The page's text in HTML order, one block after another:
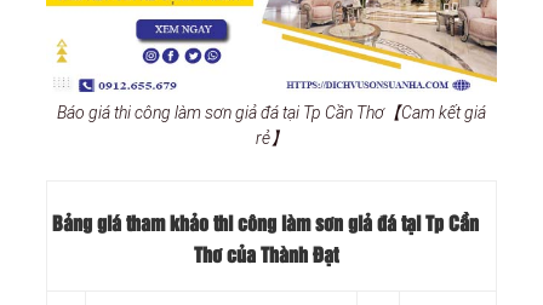
Báo giá thi công làm sơn giả đá tại Tp Cần Thơ【Cam kết giá
rẻ】
Bảng giá tham khảo thi công làm sơn giả đá tại Tp Cần
Thơ của Thành Đạt